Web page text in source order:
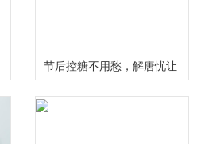
节后控糖不用愁，解唐忧让
您畅享健康美味无负担